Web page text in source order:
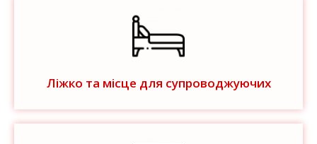
Ліжко та місце для супроводжуючих